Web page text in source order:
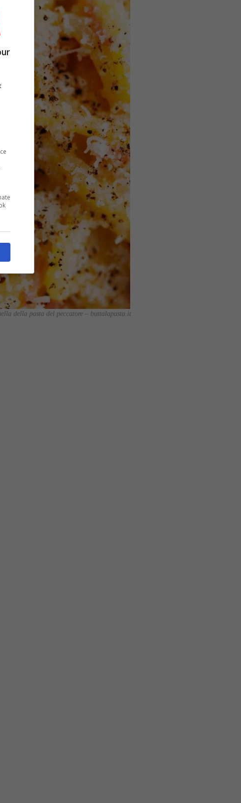
della pasta del peccatore – buttalapasta.it